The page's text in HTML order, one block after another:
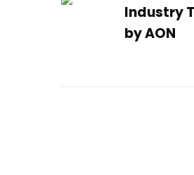
Industry
by AON